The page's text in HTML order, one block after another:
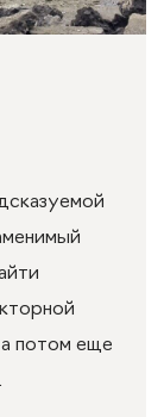
а потом еще